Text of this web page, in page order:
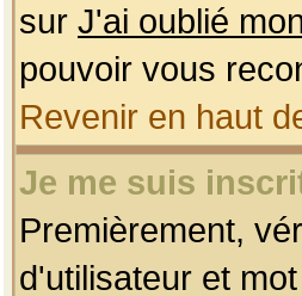
sur J'ai oublié
pouvoir vous
Revenir en haut
Je me suis
Premièrement,
d'utilisateur et